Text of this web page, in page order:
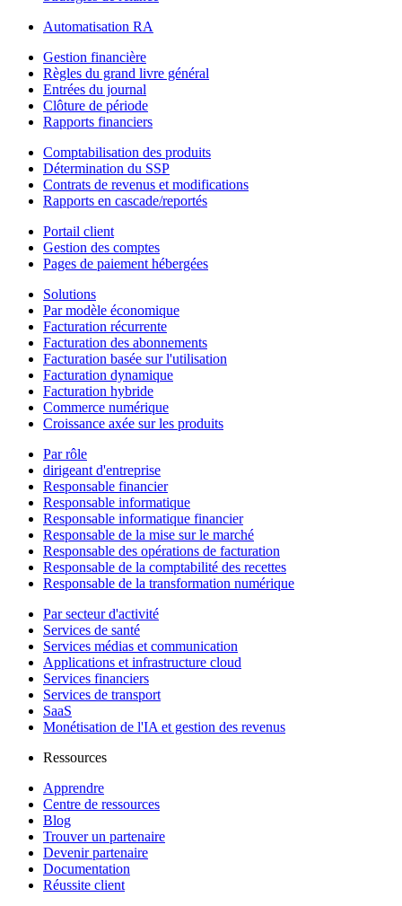
Automatisation RA
Gestion financière
Règles du grand livre général
Entrées du journal
Clôture de période
Rapports financiers
Comptabilisation des produits
Détermination du SSP
Contrats de revenus et modifications
Rapports en cascade/reportés
Portail client
Gestion des comptes
Pages de paiement hébergées
Solutions
Par modèle économique
Facturation récurrente
Facturation des abonnements
Facturation basée sur l'utilisation
Facturation dynamique
Facturation hybride
Commerce numérique
Croissance axée sur les produits
Par rôle
dirigeant d'entreprise
Responsable financier
Responsable informatique
Responsable informatique financier
Responsable de la mise sur le marché
Responsable des opérations de facturation
Responsable de la comptabilité des recettes
Responsable de la transformation numérique
Par secteur d'activité
Services de santé
Services médias et communication
Applications et infrastructure cloud
Services financiers
Services de transport
SaaS
Monétisation de l'IA et gestion des revenus
Ressources
Apprendre
Centre de ressources
Blog
Trouver un partenaire
Devenir partenaire
Documentation
Réussite client